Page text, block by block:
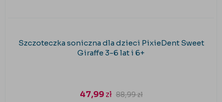
Szczoteczka soniczna dla dzieci PixieDent Sweet
Giraffe 3-6 lat i 6+
47,99zł 88,99zł